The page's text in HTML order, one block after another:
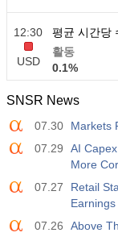
12:30
USD
평균 시간당
활동
0.1%
12:30
평균 시간당
활동
3.2%
12:30
개인 비농업
활동
SNSR News
07.30
Markets
07.29
AI
More
07.27
Retail
Earnings
07.26
Above